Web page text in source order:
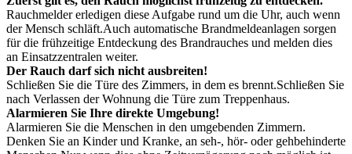
Rauchmelder erledigen diese Aufgabe rund um die Uhr, auch wenn
der Mensch schläft.Auch automatische Brandmeldeanlagen sorgen
für die frühzeitige Entdeckung des Brandrauches und melden dies
an Einsatzzentralen weiter.
Der Rauch darf sich nicht ausbreiten!
Schließen Sie die Türe des Zimmers, in dem es brennt.Schließen Sie
nach Verlassen der Wohnung die Türe zum Treppenhaus.
Alarmieren Sie Ihre direkte Umgebung!
Alarmieren Sie die Menschen in den umgebenden Zimmern.
Denken Sie an Kinder und Kranke, an seh-, hör- oder gehbehinderte